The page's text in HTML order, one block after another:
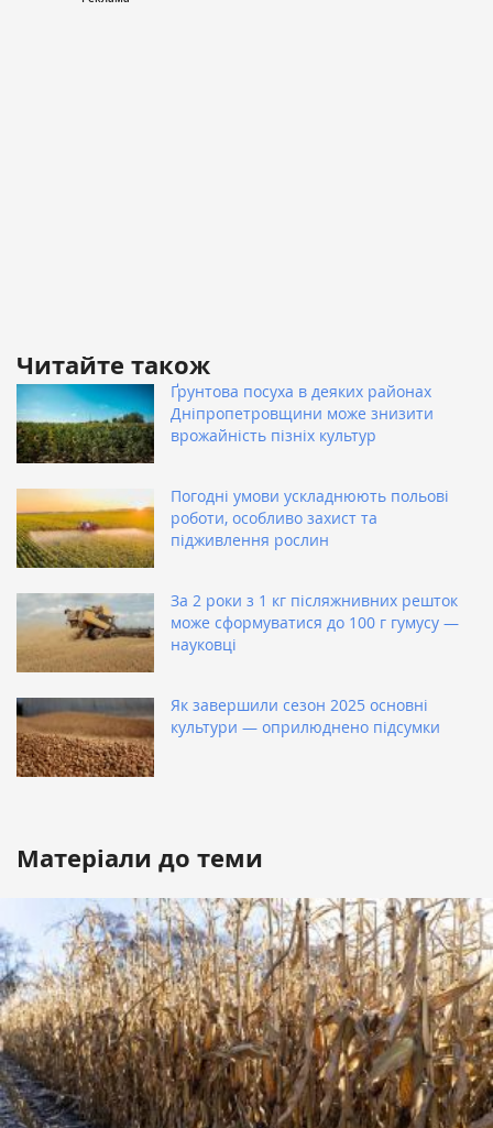
Читайте також
Ґрунтова посуха в деяких районах
Дніпропетровщини може знизити
врожайність пізніх культур
Погодні умови ускладнюють польові
роботи, особливо захист та
підживлення рослин
За 2 роки з 1 кг післяжнивних решток
може сформуватися до 100 г гумусу —
науковці
Як завершили сезон 2025 основні
культури — оприлюднено підсумки
Матеріали до теми